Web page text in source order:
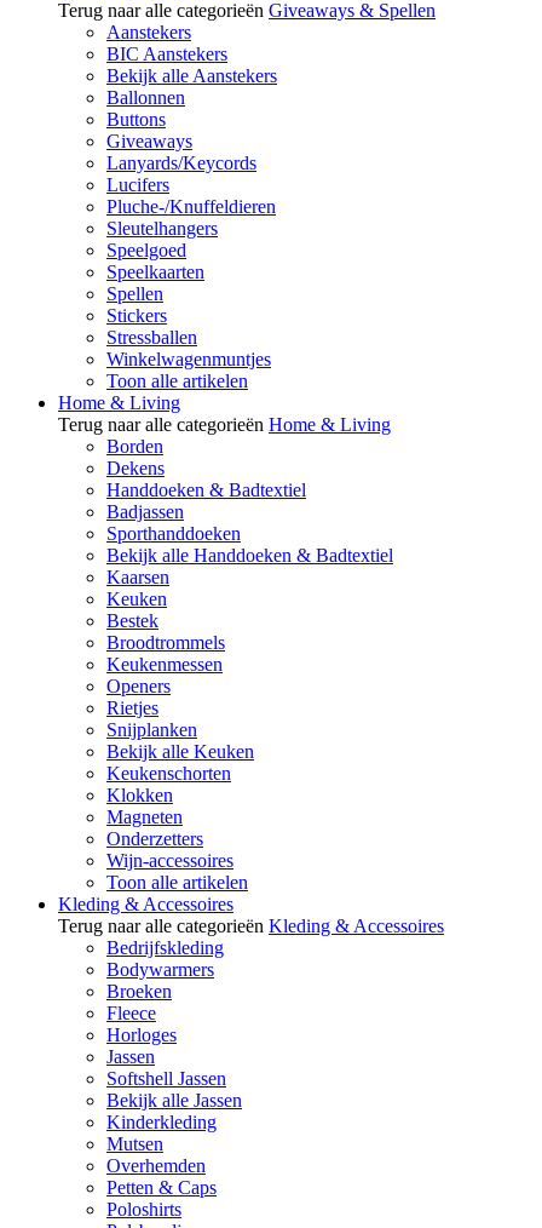
Terug naar alle categorieën Giveaways & Spellen
Aanstekers
BIC Aanstekers
Bekijk alle Aanstekers
Ballonnen
Buttons
Giveaways
Lanyards/Keycords
Lucifers
Pluche-/Knuffeldieren
Sleutelhangers
Speelgoed
Speelkaarten
Spellen
Stickers
Stressballen
Winkelwagenmuntjes
Toon alle artikelen
Home & Living
Terug naar alle categorieën Home & Living
Borden
Dekens
Handdoeken & Badtextiel
Badjassen
Sporthanddoeken
Bekijk alle Handdoeken & Badtextiel
Kaarsen
Keuken
Bestek
Broodtrommels
Keukenmessen
Openers
Rietjes
Snijplanken
Bekijk alle Keuken
Keukenschorten
Klokken
Magneten
Onderzetters
Wijn-accessoires
Toon alle artikelen
Kleding & Accessoires
Terug naar alle categorieën Kleding & Accessoires
Bedrijfskleding
Bodywarmers
Broeken
Fleece
Horloges
Jassen
Softshell Jassen
Bekijk alle Jassen
Kinderkleding
Mutsen
Overhemden
Petten & Caps
Poloshirts